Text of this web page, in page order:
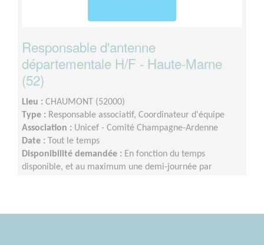
Responsable d'antenne
départementale H/F - Haute-Marne
(52)
Lieu : CHAUMONT (52000)
Type : Responsable associatif, Coordinateur d'équipe
Association : Unicef - Comité Champagne-Ardenne
Date :
Tout le temps
Disponibilité demandée : En fonction du temps
disponible, et au maximum une demi-journée par